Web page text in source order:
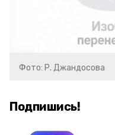
Фото: Р. Джандосова
Подпишись!